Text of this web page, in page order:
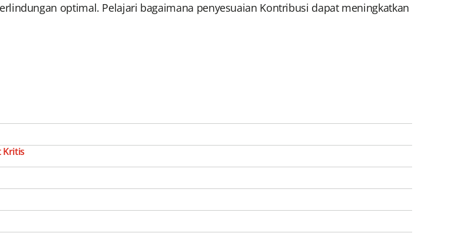
optimal. Pelajari bagaimana penyesuaian Kontribusi dapat meningkatkan
Kritis